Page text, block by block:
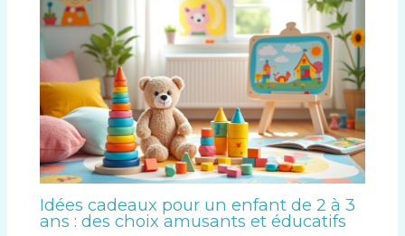
Idées cadeaux pour un enfant de 2 à 3
ans : des choix amusants et éducatifs